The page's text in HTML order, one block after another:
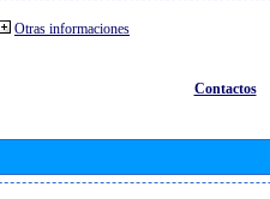
Otras informaciones
Contactos